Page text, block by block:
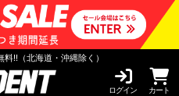
!!（北海道・沖縄除く）
ログイン カート